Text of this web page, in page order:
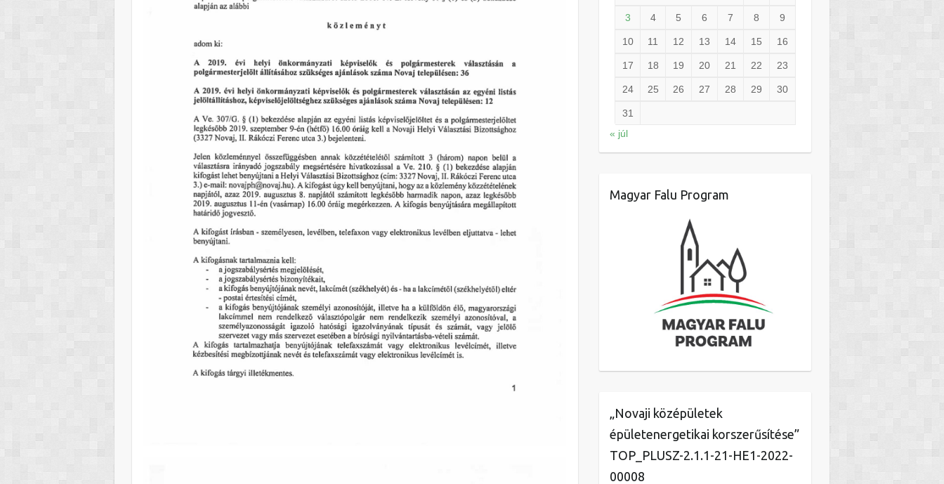
3 4 5 6 7 8 9
10 11 12 13 14 15 16
17 18 19 20 21 22 23
24 25 26 27 28 29 30
31
« júl
Magyar Falu Program
„Novaji középületek
épületenergetikai korszerűsítése”
TOP_PLUSZ-2.1.1-21-HE1-2022-
00008